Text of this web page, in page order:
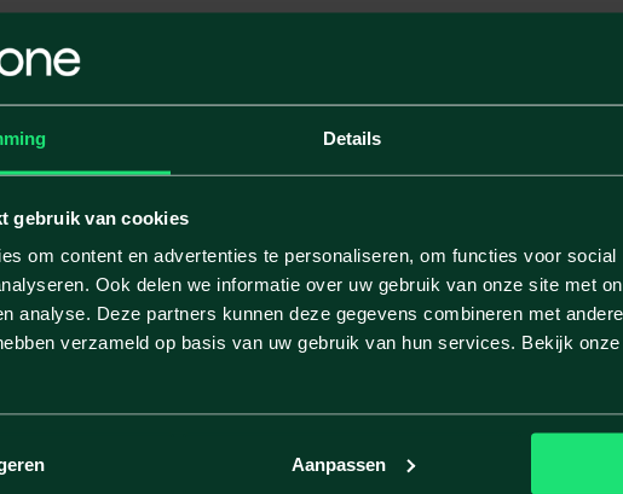
Details
gebruik van cookies
om content en advertenties te personaliseren, om functies voor
Ook delen we informatie over uw gebruik van onze site met
analyse. Deze partners kunnen deze gegevens combineren met
verzameld op basis van uw gebruik van hun services. Bekijk
Aanpassen